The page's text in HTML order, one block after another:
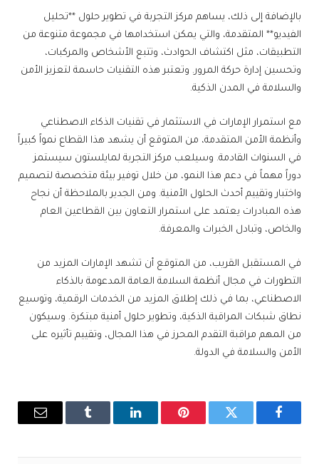
بالإضافة إلى ذلك، يساهم مركز التجربة في تطوير حلول **تحليل
الفيديو** المتقدمة، والتي يمكن استخدامها في مجموعة متنوعة من
التطبيقات، مثل اكتشاف الحوادث، وتتبع الأشخاص والمركبات،
وتحسين إدارة حركة المرور. وتعتبر هذه التقنيات حاسمة لتعزيز الأمن
والسلامة في المدن الذكية.
مع استمرار الإمارات في الاستثمار في تقنيات الذكاء الاصطناعي
وأنظمة الأمن المتقدمة، من المتوقع أن يشهد هذا القطاع نمواً كبيراً
في السنوات القادمة. وسيلعب مركز التجربة لمايلستون سيستمز
دوراً مهماً في دعم هذا النمو، من خلال توفير بيئة متخصصة لتصميم
واختبار وتقييم أحدث الحلول الأمنية. ومن الجدير بالملاحظة أن نجاح
هذه المبادرات يعتمد على استمرار التعاون بين القطاعين العام
والخاص، وتبادل الخبرات والمعرفة.
في المستقبل القريب، من المتوقع أن تشهد الإمارات المزيد من
التطورات في مجال أنظمة السلامة العامة المدعومة بالذكاء
الاصطناعي، بما في ذلك إطلاق المزيد من الخدمات الرقمية، وتوسيع
نطاق شبكات المراقبة الذكية، وتطوير حلول أمنية مبتكرة. وسيكون
من المهم مراقبة التقدم المحرز في هذا المجال، وتقييم تأثيره على
الأمن والسلامة في الدولة.
فيسبوك تويتر بينتيريستلينكدإن Tumblr
البريد